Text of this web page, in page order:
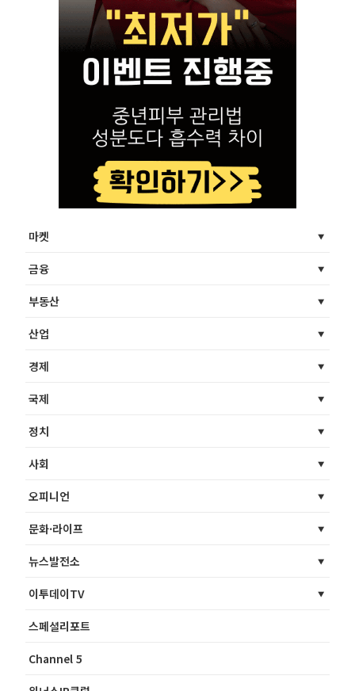
마켓
금융
부동산
산업
경제
국제
정치
사회
오피니언
문화·라이프
뉴스발전소
이투데이TV
스페셜리포트
Channel 5